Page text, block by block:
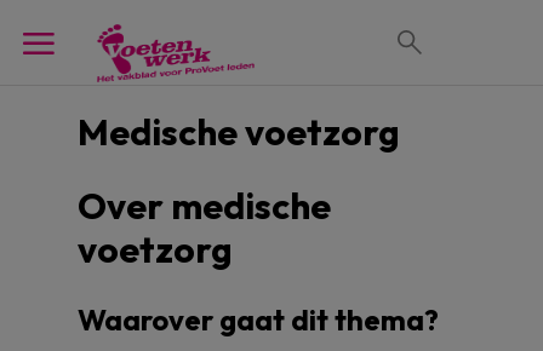
Medische voetzorg
Over medische
voetzorg
Waarover gaat dit thema?